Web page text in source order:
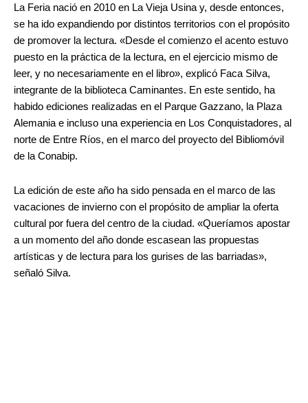
La Feria nació en 2010 en La Vieja Usina y, desde entonces,
se ha ido expandiendo por distintos territorios con el propósito
de promover la lectura. «Desde el comienzo el acento estuvo
puesto en la práctica de la lectura, en el ejercicio mismo de
leer, y no necesariamente en el libro», explicó Faca Silva,
integrante de la biblioteca Caminantes. En este sentido, ha
habido ediciones realizadas en el Parque Gazzano, la Plaza
Alemania e incluso una experiencia en Los Conquistadores, al
norte de Entre Ríos, en el marco del proyecto del Bibliomóvil
de la Conabip.
La edición de este año ha sido pensada en el marco de las
vacaciones de invierno con el propósito de ampliar la oferta
cultural por fuera del centro de la ciudad. «Queríamos apostar
a un momento del año donde escasean las propuestas
artísticas y de lectura para los gurises de las barriadas»,
señaló Silva.